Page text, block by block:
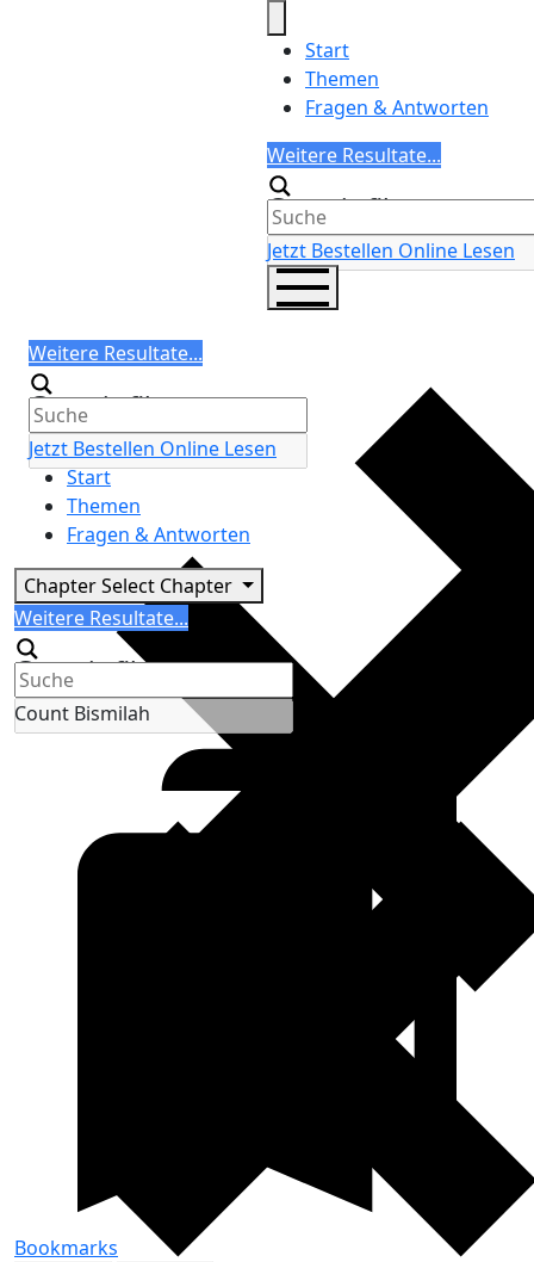
Start
Themen
Fragen & Antworten
Search
Weitere Resultate...
Generic filters
Jetzt Bestellen Online Lesen
Search
Weitere Resultate...
Generic filters
Jetzt Bestellen Online Lesen
Start
Themen
Fragen & Antworten
ChapterSelect Chapter
Search
Weitere Resultate...
Generic filters
Count Bismilah
Bookmarks